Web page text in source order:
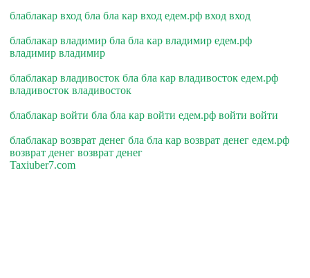
блаблакар вход бла бла кар вход едем.рф вход вход
блаблакар владимир бла бла кар владимир едем.рф
владимир владимир
блаблакар владивосток бла бла кар владивосток едем.рф
владивосток владивосток
блаблакар войти бла бла кар войти едем.рф войти войти
блаблакар возврат денег бла бла кар возврат денег едем.рф
возврат денег возврат денег
Taxiuber7.com